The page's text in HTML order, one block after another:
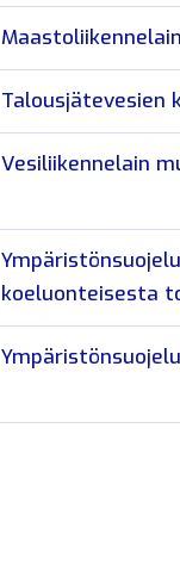
Talousjätevesien
Vesiliikennelain
koeluonteisesta